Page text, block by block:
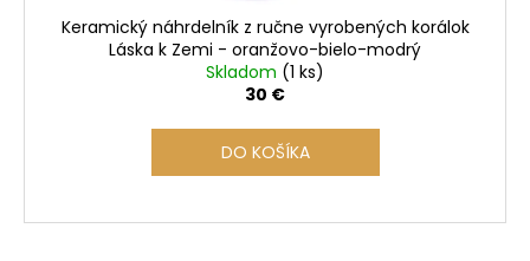
Keramický náhrdelník z ručne vyrobených korálok
Láska k Zemi - oranžovo-bielo-modrý
Skladom (1 ks)
30 €
DO KOŠÍKA